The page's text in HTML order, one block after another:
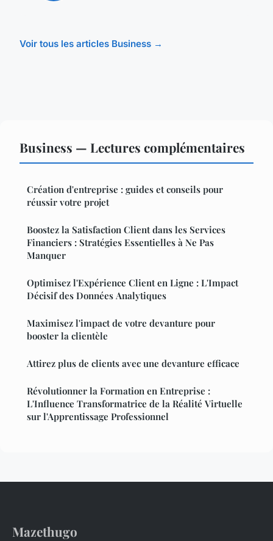
Voir tous les articles Business →
Business — Lectures complémentaires
Création d'entreprise : guides et conseils pour
réussir votre projet
Boostez la Satisfaction Client dans les Services
Financiers : Stratégies Essentielles à Ne Pas
Manquer
Optimisez l'Expérience Client en Ligne : L'Impact
Décisif des Données Analytiques
Maximisez l'impact de votre devanture pour
booster la clientèle
Attirez plus de clients avec une devanture efficace
Révolutionner la Formation en Entreprise :
L'Influence Transformatrice de la Réalité Virtuelle
sur l'Apprentissage Professionnel
Mazethugo